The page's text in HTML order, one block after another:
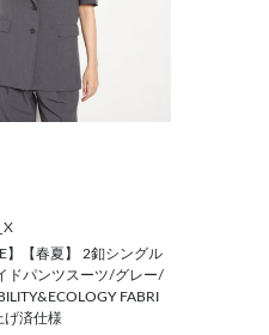
】【春夏】 2釦シングル
ドパンツスーツ/グレー/
FABRI
済仕様